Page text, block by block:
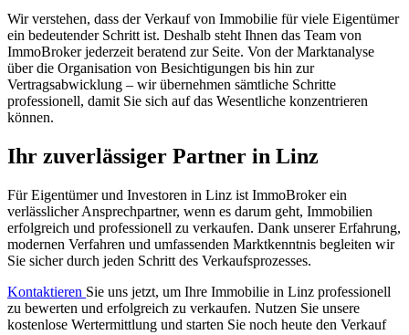
Wir verstehen, dass der Verkauf von Immobilie für viele Eigentümer
ein bedeutender Schritt ist. Deshalb steht Ihnen das Team von
ImmoBroker jederzeit beratend zur Seite. Von der Marktanalyse
über die Organisation von Besichtigungen bis hin zur
Vertragsabwicklung – wir übernehmen sämtliche Schritte
professionell, damit Sie sich auf das Wesentliche konzentrieren
können.
Ihr zuverlässiger Partner in Linz
Für Eigentümer und Investoren in Linz ist ImmoBroker ein
verlässlicher Ansprechpartner, wenn es darum geht, Immobilien
erfolgreich und professionell zu verkaufen. Dank unserer Erfahrung,
modernen Verfahren und umfassenden Marktkenntnis begleiten wir
Sie sicher durch jeden Schritt des Verkaufsprozesses.
Kontaktieren Sie uns jetzt, um Ihre Immobilie in Linz professionell
zu bewerten und erfolgreich zu verkaufen. Nutzen Sie unsere
kostenlose Wertermittlung und starten Sie noch heute den Verkauf